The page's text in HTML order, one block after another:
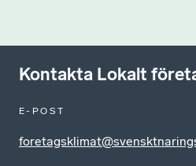
Kontakta Lokalt
E-POST